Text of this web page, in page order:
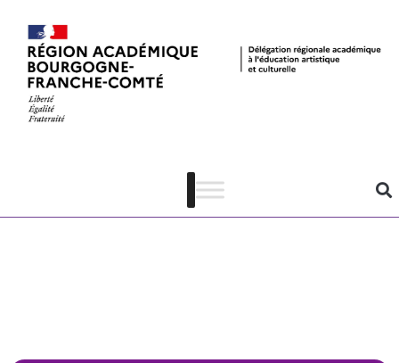
L’océan vu de
l’espace –
Exposition en